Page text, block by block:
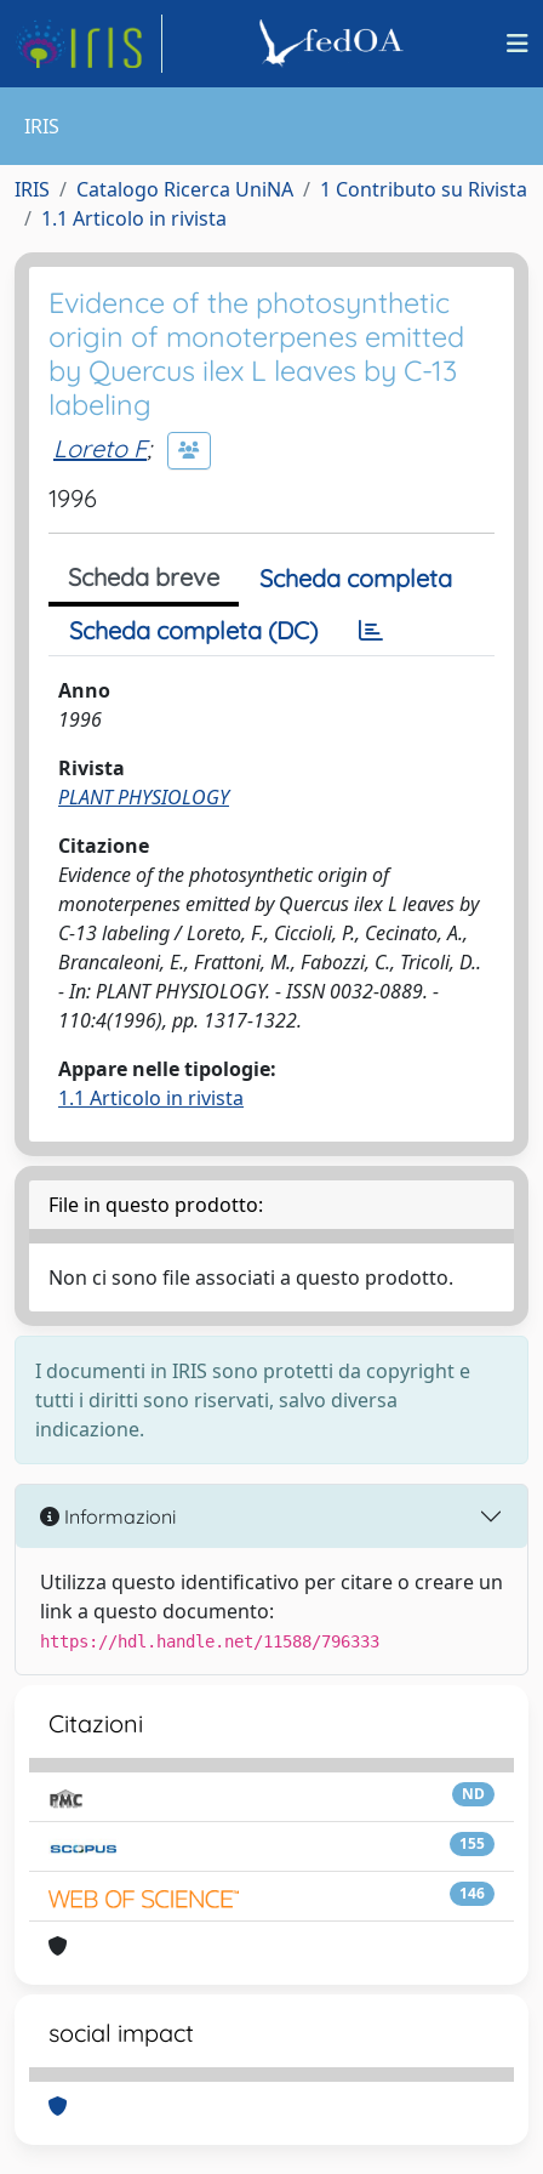
IRIS
IRIS Catalogo Ricerca UniNA
1 Contributo su Rivista
1.1 Articolo in rivista
Evidence of the photosynthetic
origin of monoterpenes emitted
by Quercus ilex L leaves by C-13
labeling
Loreto F;
1996
Scheda breve
Scheda completa
Scheda completa (DC)
Anno
1996
Rivista
PLANT PHYSIOLOGY
Citazione
Evidence of the photosynthetic origin of
monoterpenes emitted by Quercus ilex L leaves by
C-13 labeling / Loreto, F., Ciccioli, P., Cecinato, A.,
Brancaleoni, E., Frattoni, M., Fabozzi, C., Tricoli, D..
- In: PLANT PHYSIOLOGY. - ISSN 0032-0889. -
110:4(1996), pp. 1317-1322.
Appare nelle tipologie:
1.1 Articolo in rivista
File in questo prodotto:
Non ci sono file associati a questo prodotto.
I documenti in IRIS sono protetti da copyright e
tutti i diritti sono riservati, salvo diversa
indicazione.
Informazioni
Utilizza questo identificativo per citare o creare un
link a questo documento:
https://hdl.handle.net/11588/796333
Citazioni
ND
155
146
social impact